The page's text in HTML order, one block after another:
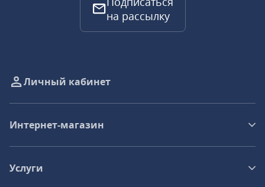
на рассылку
Личный кабинет
Интернет-магазин
Услуги